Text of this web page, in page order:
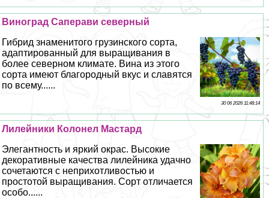
Виноград Саперави северный
Гибрид знаменитого грузинского сорта,
адаптированный для выращивания в
более северном климате. Вина из этого
сорта имеют благородный вкус и славятся
по всему......
30 06 2026 11:48:14
Лилейники Колонел Мастард
Элегантность и яркий окрас. Высокие
декоративные качества лилейника удачно
сочетаются с неприхотливостью и
простотой выращивания. Сорт отличается
особо......